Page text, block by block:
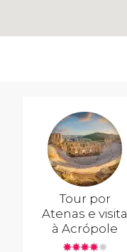
Tour por
Atenas e visita
à Acrópole